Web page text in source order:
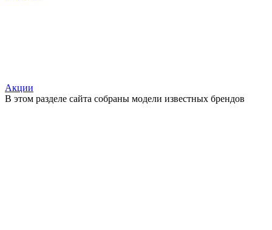
Акции
В этом разделе сайта собраны модели известных брендов